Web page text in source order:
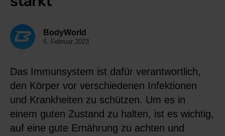
BodyWorld
6. Februar 2023
Das Immunsystem ist dafür verantwortlich,
den Körper vor verschiedenen Infektionen
und Krankheiten zu schützen. Um es in
einem guten Zustand zu halten, ist es wichtig,
auf eine gute Ernährung zu achten und